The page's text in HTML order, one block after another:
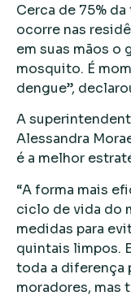
Cerca de 75%
ocorre nas
em suas mãos o
mosquito. É
dengue”,
A
Alessandra
é a melhor
“A forma mais
ciclo de vida do
medidas para
quintais limpos.
toda a diferença
moradores, mas